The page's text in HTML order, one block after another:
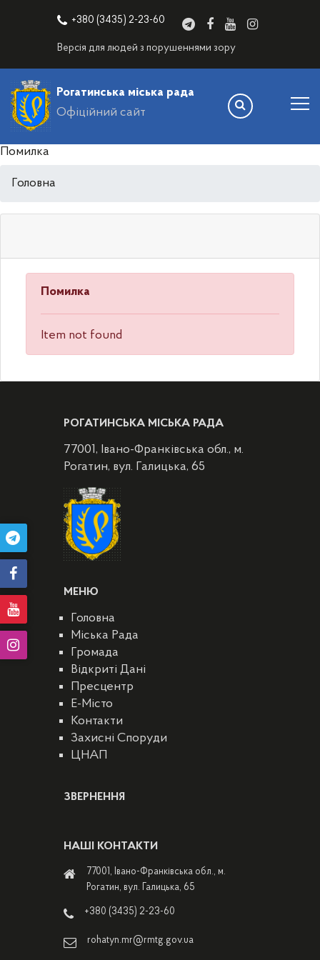
+380 (3435) 2-23-60
Версія для людей з порушеннями зору
Рогатинська міська рада
Офіційний сайт
Помилка
Головна
Помилка
Item not found
РОГАТИНСЬКА МІСЬКА РАДА
77001, Івано-Франківська обл., м.
Рогатин, вул. Галицька, 65
МЕНЮ
Головна
Міська Рада
Громада
Відкриті Дані
Пресцентр
E-Місто
Контакти
Захисні Споруди
ЦНАП
ЗВЕРНЕННЯ
НАШІ КОНТАКТИ
77001, Івано-Франківська обл., м.
Рогатин, вул. Галицька, 65
+380 (3435) 2-23-60
rohatyn.mr@rmtg.gov.ua